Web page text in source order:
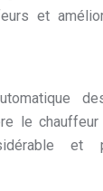
et
le chauffeur
et